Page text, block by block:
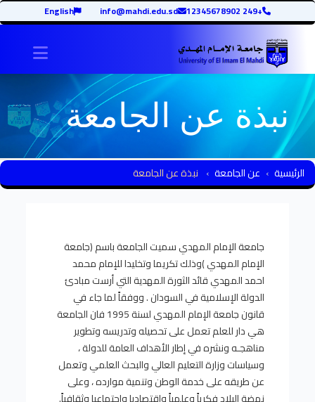
+249 12345678902
info@mahdi.edu.sd
English
نبذة عن الجامعة
الرئيسية عن الجامعة نبذة عن الجامعة
جامعة الإمام المهدي سميت الجامعة باسم (جامعة
الإمام المهدي )وذلك تكريما وتخليدا للإمام محمد
احمد المهدي قائد الثورة المهدية التي أرست مبادئ
الدولة الإسلامية في السودان . ووفقاً لما جاء في
قانون جامعة الإمام المهدي لسنة 1995 فان الجامعة
هي دار للعلم تعمل على تحصيله وتدريسه وتطوير
مناهجـه ونشره في إطار الأهداف العامة للدولة ،
وسياسات وزارة التعليم العالي والبحث العلمي وتعمل
عن طريقه على خدمة الوطن وتنمية موارده ، وعلى